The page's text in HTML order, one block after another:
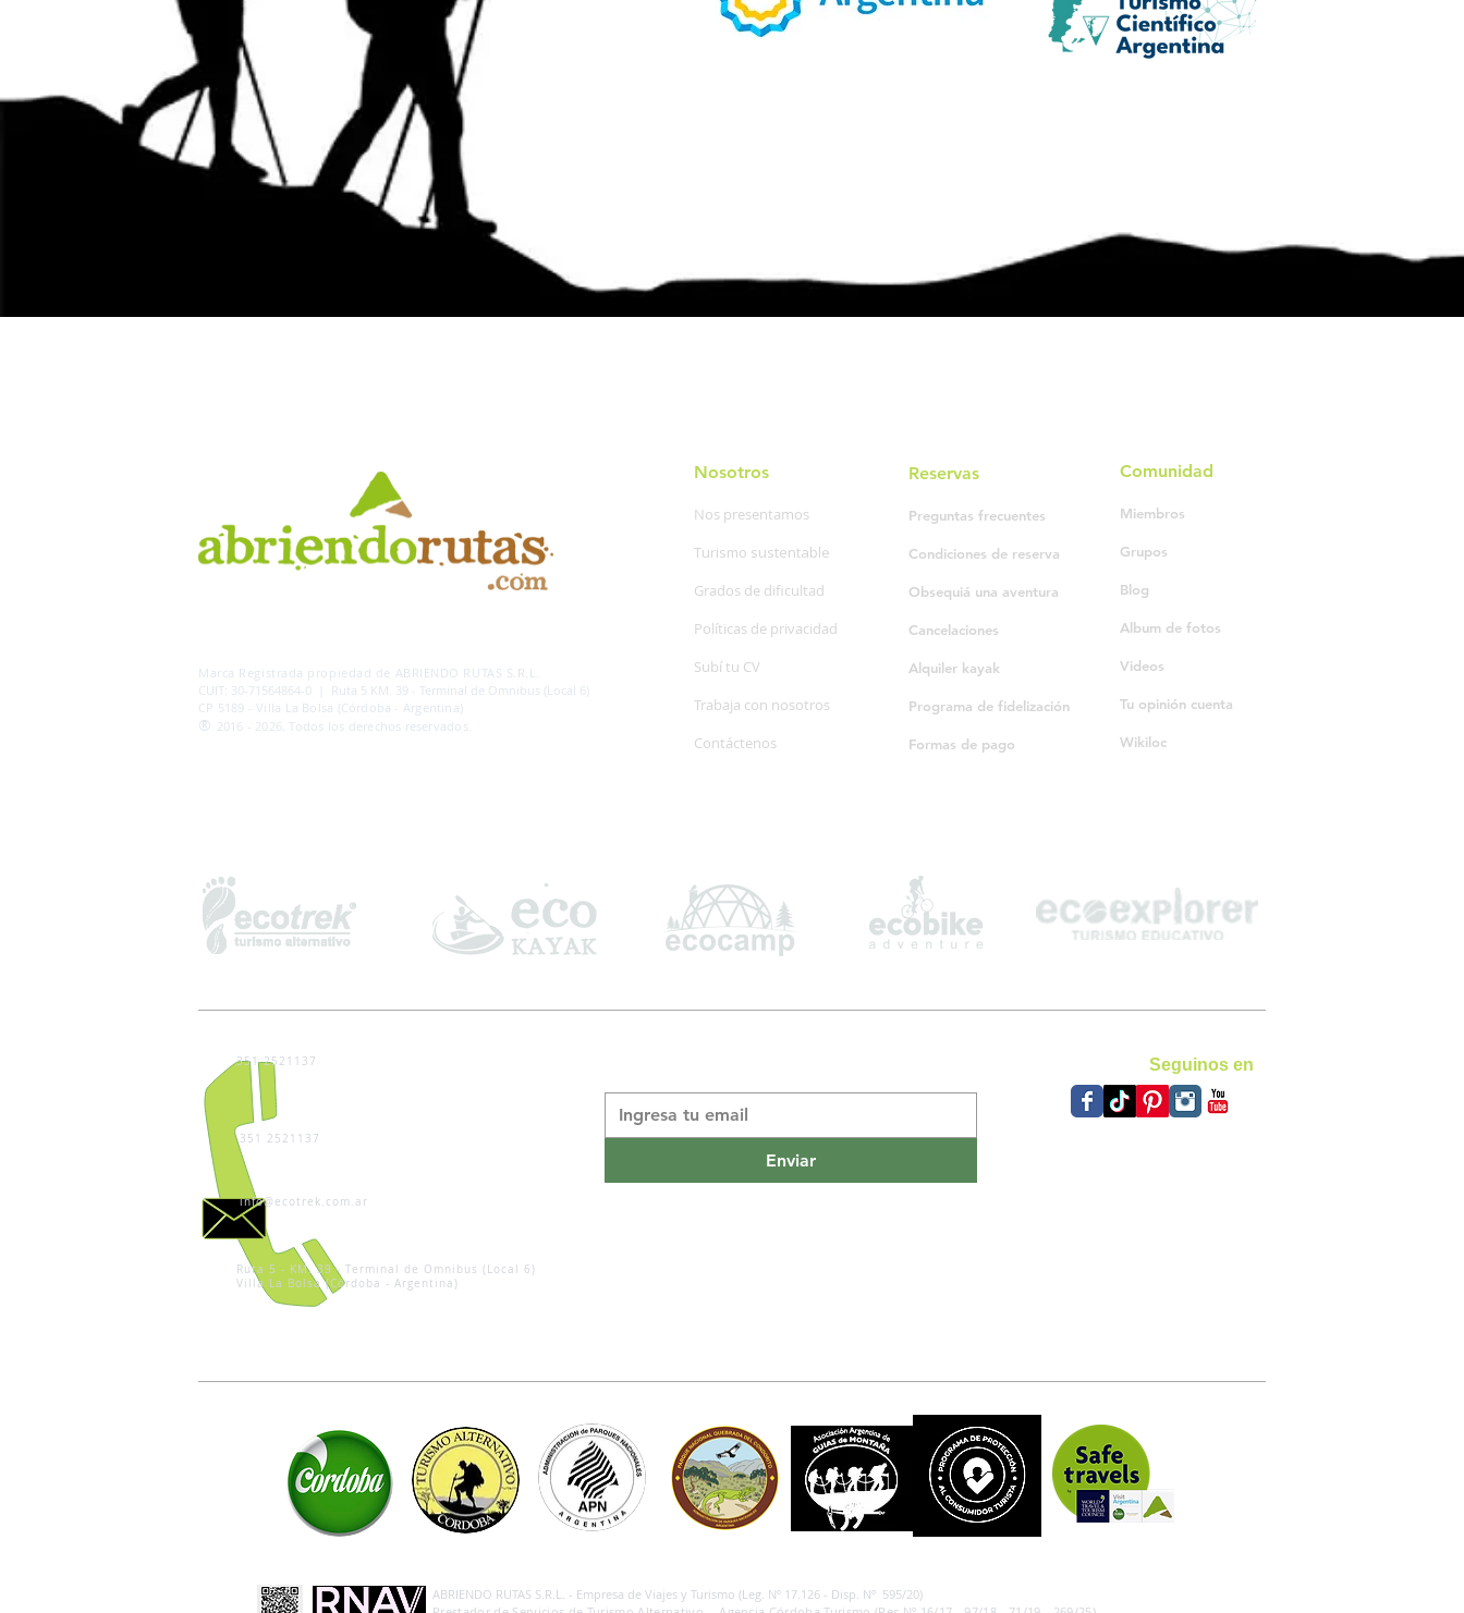
Marca Registrada propiedad de ABRIENDO RUTAS S.R.L.
CUIT: 30-71564864-0 | Ruta 5 KM. 39 - Terminal de Omnibus (Local 6)
CP 5189 - Villa La Bolsa (Córdoba - Argentina)
® 2016 - 2026. Todos los derechos reservados.
Nosotros
Nos presentamos
Turismo sustentable
Grados de dificultad
Políticas de privacidad
Subí tu CV
Trabaja con nosotros
Contáctenos
Reservas
Preguntas frecuentes
Condiciones de reserva
Obsequiá una aventura
Cancelaciones
Alquiler kayak
Programa de fidelización
Formas de pago
Comunidad
Miembros
Grupos
Blog
Album de fotos
Videos
Tu opinión cuenta
Wikiloc
Seguinos en
351 2521137
351 2521137
info@ecotrek.com.ar
Ruta 5 - KM. 39 - Terminal de Omnibus (Local 6)
Villa La Bolsa (Córdoba - Argentina)
Enviar
ABRIENDO RUTAS S.R.L. - Empresa de Viajes y Turismo (Leg. Nº 17.126 - Disp. Nº 595/20)